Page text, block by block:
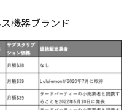
機器ブランド